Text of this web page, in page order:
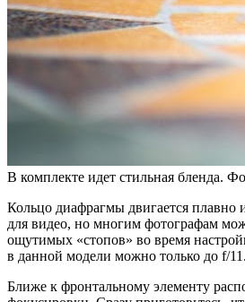
В комплекте идет стильная бленда.
Кольцо диафрагмы двигается
для видео, но многим фотографам
ощутимых «стопов» во время
в данной модели можно только до f/11.
Ближе к фронтальному элементу